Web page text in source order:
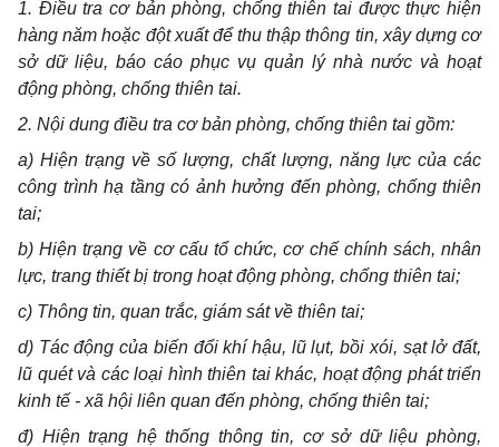
1. Điều tra cơ bản phòng, chống thiên tai được thực hiện
hàng năm hoặc đột xuất để thu thập thông tin, xây dựng cơ
sở dữ liệu, báo cáo phục vụ quản lý nhà nước và hoạt
động phòng, chống thiên tai.
2. Nội dung điều tra cơ bản phòng, chống thiên tai gồm:
a) Hiện trạng về số lượng, chất lượng, năng lực của các
công trình hạ tầng có ảnh hưởng đến phòng, chống thiên
tai;
b) Hiện trạng về cơ cấu tổ chức, cơ chế chính sách, nhân
lực, trang thiết bị trong hoạt động phòng, chống thiên tai;
c) Thông tin, quan trắc, giám sát về thiên tai;
d) Tác động của biến đổi khí hậu, lũ lụt, bồi xói, sạt lở đất,
lũ quét và các loại hình thiên tai khác, hoạt động phát triển
kinh tế - xã hội liên quan đến phòng, chống thiên tai;
đ) Hiện trạng hệ thống thông tin, cơ sở dữ liệu phòng,